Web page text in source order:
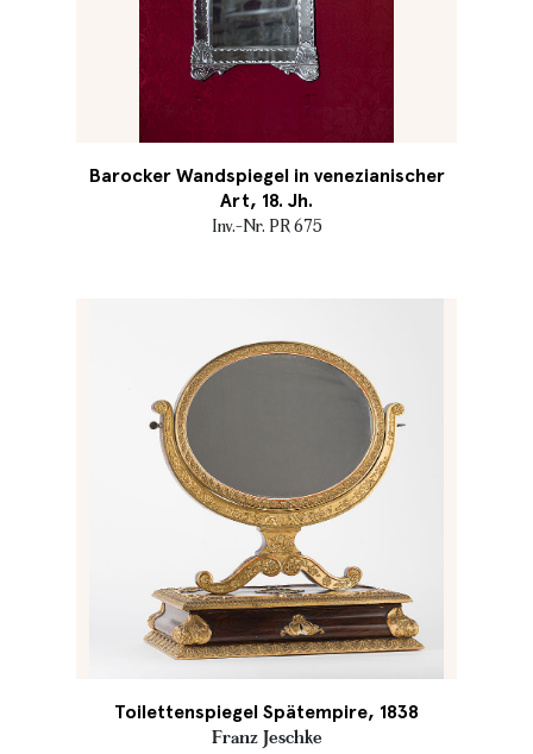
Barocker Wandspiegel in venezianischer
Art, 18. Jh.
Inv.-Nr. PR 675
Toilettenspiegel Spätempire, 1838
Franz Jeschke